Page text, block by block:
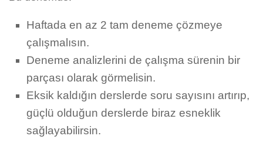
Haftada en az 2 tam deneme çözmeye
çalışmalısın.
Deneme analizlerini de çalışma sürenin bir
parçası olarak görmelisin.
Eksik kaldığın derslerde soru sayısını artırıp,
güçlü olduğun derslerde biraz esneklik
sağlayabilirsin.